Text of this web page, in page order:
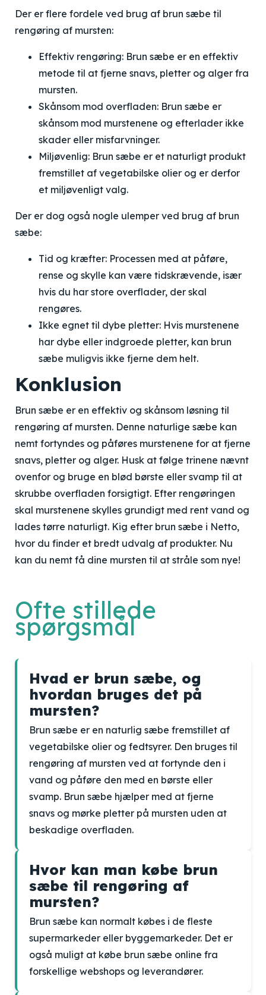
Der er flere fordele ved brug af brun sæbe til
rengøring af mursten:
Effektiv rengøring: Brun sæbe er en effektiv
metode til at fjerne snavs, pletter og alger fra
mursten.
Skånsom mod overfladen: Brun sæbe er
skånsom mod murstenene og efterlader ikke
skader eller misfarvninger.
Miljøvenlig: Brun sæbe er et naturligt produkt
fremstillet af vegetabilske olier og er derfor
et miljøvenligt valg.
Der er dog også nogle ulemper ved brug af brun
sæbe:
Tid og kræfter: Processen med at påføre,
rense og skylle kan være tidskrævende, især
hvis du har store overflader, der skal
rengøres.
Ikke egnet til dybe pletter: Hvis murstenene
har dybe eller indgroede pletter, kan brun
sæbe muligvis ikke fjerne dem helt.
Konklusion
Brun sæbe er en effektiv og skånsom løsning til
rengøring af mursten. Denne naturlige sæbe kan
nemt fortyndes og påføres murstenene for at fjerne
snavs, pletter og alger. Husk at følge trinene nævnt
ovenfor og bruge en blød børste eller svamp til at
skrubbe overfladen forsigtigt. Efter rengøringen
skal murstenene skylles grundigt med rent vand og
lades tørre naturligt. Kig efter brun sæbe i Netto,
hvor du finder et bredt udvalg af produkter. Nu
kan du nemt få dine mursten til at stråle som nye!
Ofte stillede
spørgsmål
Hvad er brun sæbe, og
hvordan bruges det på
mursten?
Brun sæbe er en naturlig sæbe fremstillet af
vegetabilske olier og fedtsyrer. Den bruges til
rengøring af mursten ved at fortynde den i
vand og påføre den med en børste eller
svamp. Brun sæbe hjælper med at fjerne
snavs og mørke pletter på mursten uden at
beskadige overfladen.
Hvor kan man købe brun
sæbe til rengøring af
mursten?
Brun sæbe kan normalt købes i de fleste
supermarkeder eller byggemarkeder. Det er
også muligt at købe brun sæbe online fra
forskellige webshops og leverandører.